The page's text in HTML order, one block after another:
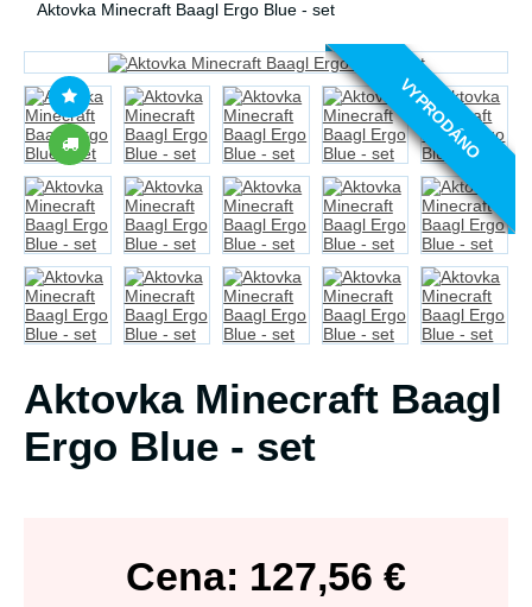
Aktovka Minecraft Baagl Ergo Blue - set
VYPRODÁNO
Aktovka Minecraft Baagl
Ergo Blue - set
Cena: 127,56 €